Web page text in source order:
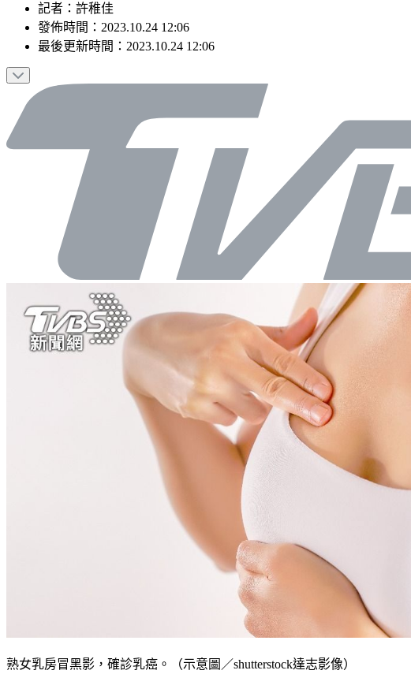
記者 ： 許稚佳
發佈時間： 2023.10.24 12:06
最後更新時間： 2023.10.24 12:06
熟女乳房冒黑影，確診乳癌。（示意圖／shutterstock達志影像）